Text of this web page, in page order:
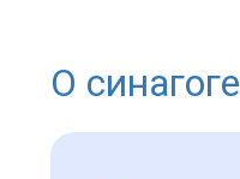
О синагоге